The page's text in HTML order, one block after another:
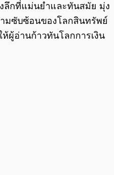
ลึกที่แม่นยำและทันสมัย มุ่ง
ามซับซ้อนของโลกสินทรัพย์
ห้ผู้อ่านก้าวทันโลกการเงิน